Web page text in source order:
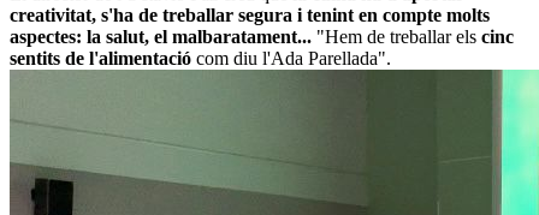
creativitat, s'ha de treballar segura i tenint en compte molts
aspectes: la salut, el malbaratament... "Hem de treballar els cinc
sentits de l'alimentació com diu l'Ada Parellada".